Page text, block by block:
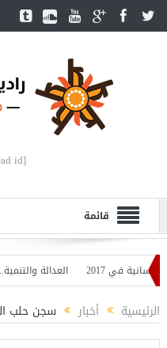
[ad id=""]
قائمة
في 2017 العدالة
الرئيسية أخبار سجن حلب